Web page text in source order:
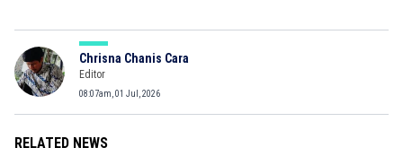
Chrisna Chanis Cara
Editor
08:07am, 01 Jul, 2026
RELATED NEWS